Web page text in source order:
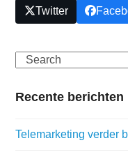
Twitter
Search
Recente berichten
Telemarketing verder